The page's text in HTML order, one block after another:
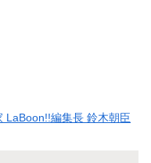
LaBoon!!編集長 鈴木朝臣